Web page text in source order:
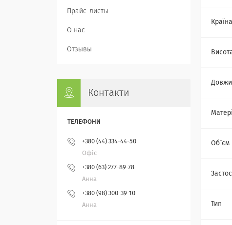
Об`єм
Тип
Прайс-листы
О нас
Отзывы
Контакти
+380 (44) 334-44-50
Офіс
+380 (63) 277-89-78
Анна
+380 (98) 300-39-10
Анна